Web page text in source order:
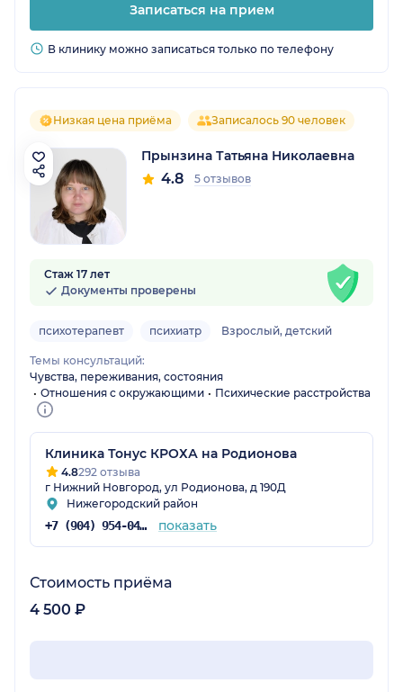
Записаться на прием
В клинику можно записаться только по телефону
Низкая цена приёма Записалось 90 человек
Прынзина Татьяна Николаевна
4.8 5 отзывов
Стаж 17 лет
Документы проверены
психотерапевт психиатр Взрослый, детский
Темы консультаций:
Чувства, переживания, состояния
Отношения с окружающими
Психические расстройства
Клиника Тонус КРОХА на Родионова
4.8292 отзыва
г Нижний Новгород, ул Родионова, д 190Д
Нижегородский район
+7 (904) 954-04-35 показать
Стоимость приёма
4 500 ₽